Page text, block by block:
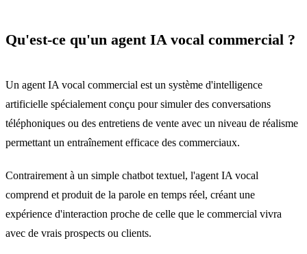
Qu'est-ce qu'un agent IA vocal commercial ?
Un agent IA vocal commercial est un système d'intelligence
artificielle spécialement conçu pour simuler des conversations
téléphoniques ou des entretiens de vente avec un niveau de réalisme
permettant un entraînement efficace des commerciaux.
Contrairement à un simple chatbot textuel, l'agent IA vocal
comprend et produit de la parole en temps réel, créant une
expérience d'interaction proche de celle que le commercial vivra
avec de vrais prospects ou clients.